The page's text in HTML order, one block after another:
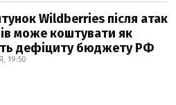
Wildberries після атак
може коштувати як
дефіциту бюджету РФ
19:50